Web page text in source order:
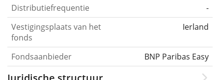
Distributiefrequentie
-
Vestigingsplaats van het
fonds
Ierland
Fondsaanbieder BNP Paribas Easy